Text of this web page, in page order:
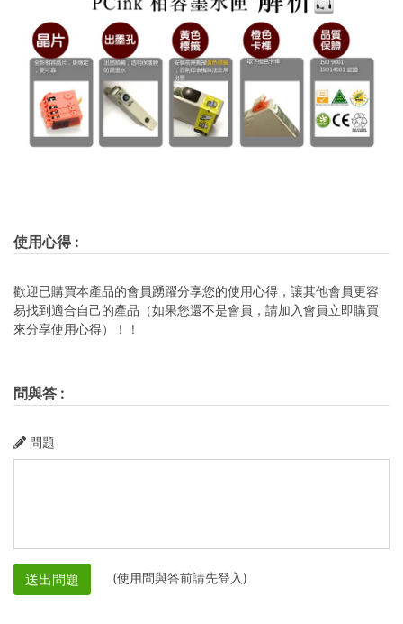
使用心得:
歡迎已購買本產品的會員踴躍分享您的使用心得，讓其他會員更容
易找到適合自己的產品（如果您還不是會員，請加入會員立即購買
來分享使用心得）！！
問與答 :
問題
送出問題 (使用問與答前請先登入)